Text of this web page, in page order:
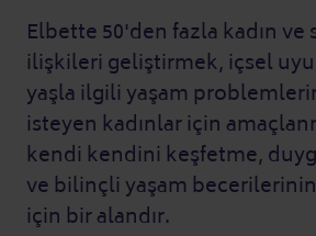
Elbette 50'den fazla kadın
ilişkileri geliştirmek, içsel
yaşla ilgili yaşam
isteyen kadınlar için
kendi kendini keşfetme,
ve bilinçli yaşam
için bir alandır.